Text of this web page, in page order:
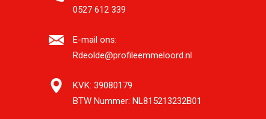
0527 612 339
E-mail ons:
Rdeolde@profileemmeloord.nl
KVK: 39080179
BTW Nummer: NL815213232B01